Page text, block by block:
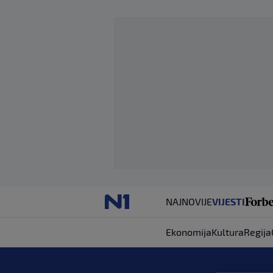
NAJNOVIJEVIJESTI
EkonomijaKulturaRegija